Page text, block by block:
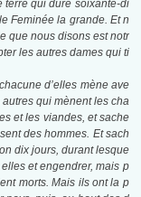
terre qui dure soixante-di
Feminée la grande. Et n
que nous disons est notr
les autres dames qui ti
d’elles mène ave
qui mènent les cha
et les viandes, et sache
des hommes. Et sach
dix jours, durant lesque
et engendrer, mais p
morts. Mais ils ont la p